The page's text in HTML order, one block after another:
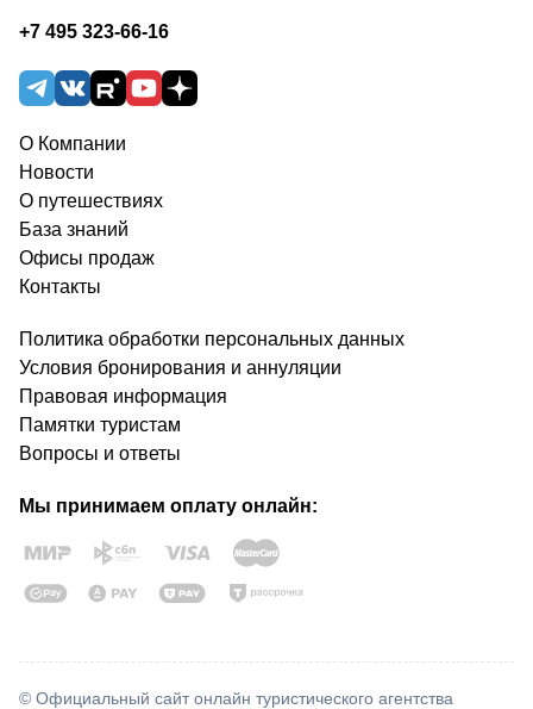
+7 495 323-66-16
О Компании
Новости
О путешествиях
База знаний
Офисы продаж
Контакты
Политика обработки персональных данных
Условия бронирования и аннуляции
Правовая информация
Памятки туристам
Вопросы и ответы
Мы принимаем оплату онлайн:
© Официальный сайт онлайн туристического агентства